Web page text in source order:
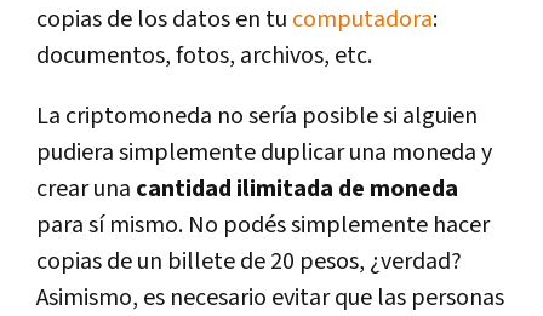
copias de los datos en tu computadora:
documentos, fotos, archivos, etc.
La criptomoneda no sería posible si alguien
pudiera simplemente duplicar una moneda y
crear una cantidad ilimitada de moneda
para sí mismo. No podés simplemente hacer
copias de un billete de 20 pesos, ¿verdad?
Asimismo, es necesario evitar que las personas